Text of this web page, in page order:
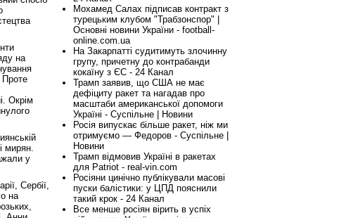
на
Проте
Окрім
мирян.
у
Сербії,
на
Мохамед Салах підписав контракт з
турецьким клубом "Трабзонспор" |
Основні новини України - football-
online.com.ua
На Закарпатті судитимуть злочинну
групу, причетну до контрабанди
кокаїну з ЄС - 24 Канал
Трамп заявив, що США не має
дефіциту ракет та нагадав про
масштаби американської допомоги
Україні - Суспільне | Новини
Росія випускає більше ракет, ніж ми
отримуємо — Федоров - Суспільне |
Новини
Трамп відмовив Україні в ракетах
для Patriot - real-vin.com
Росіяни цинічно публікували масові
пуски балістики: у ЦПД пояснили
такий крок - 24 Канал
Все менше росіян вірить в успіх